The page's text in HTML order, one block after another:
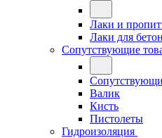
Лаки и
Лаки для
Сопутствующие
Валик
Кисть
Пистолеты
Гидроизоляция